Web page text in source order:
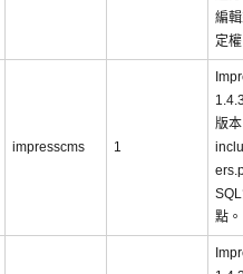
編
定
impresscms 1
版
點。